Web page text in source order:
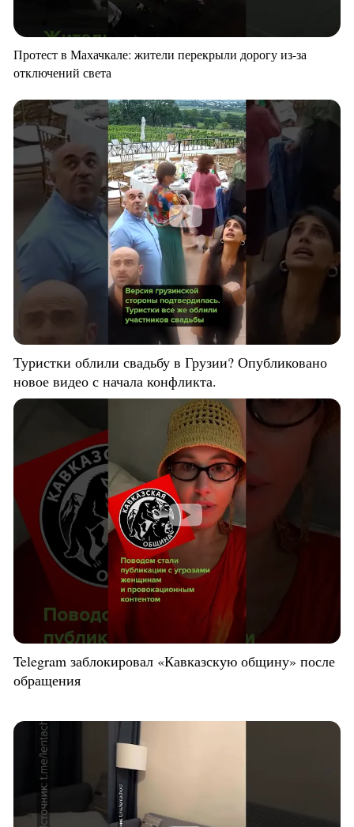
Протест в Махачкале: жители перекрыли дорогу из-за
отключений света
Туристки облили свадьбу в Грузии? Опубликовано
новое видео с начала конфликта.
Telegram заблокировал «Кавказскую общину» после
обращения